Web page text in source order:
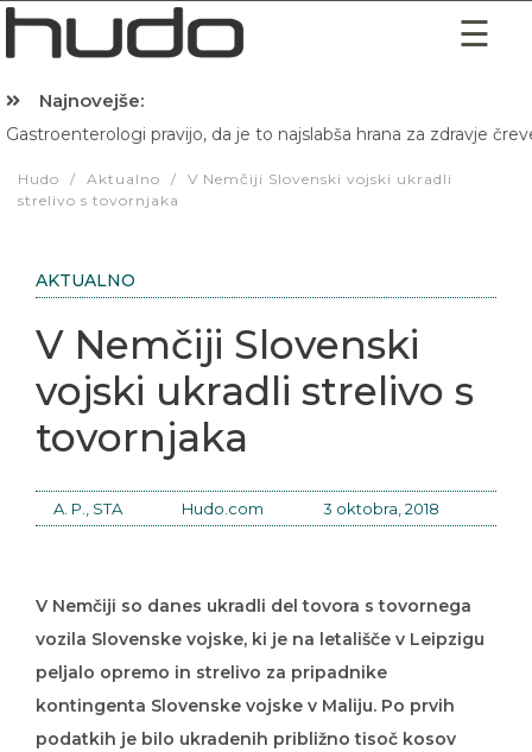
Najnovejše:
Gastroenterologi pravijo, da je to najslabša hrana za zdravje
Hudo / Aktualno /
V Nemčiji Slovenski vojski ukradli
strelivo s tovornjaka
AKTUALNO
V Nemčiji Slovenski
vojski ukradli strelivo s
tovornjaka
A. P., STA Hudo.com 3 oktobra, 2018
V Nemčiji so danes ukradli del tovora s tovornega
vozila Slovenske vojske, ki je na letališče v Leipzigu
peljalo opremo in strelivo za pripadnike
kontingenta Slovenske vojske v Maliju. Po prvih
podatkih je bilo ukradenih približno tisoč kosov